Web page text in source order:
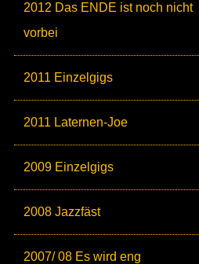
2012 Das ENDE ist noch nicht
vorbei
2011 Einzelgigs
2011 Laternen-Joe
2009 Einzelgigs
2008 Jazzfäst
2007/ 08 Es wird eng